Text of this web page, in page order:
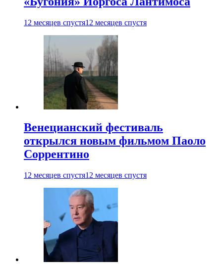
12 месяцев спустя12 месяцев спустя
Венецианский фестиваль
открылся новым фильмом Паоло
Соррентино
12 месяцев спустя12 месяцев спустя